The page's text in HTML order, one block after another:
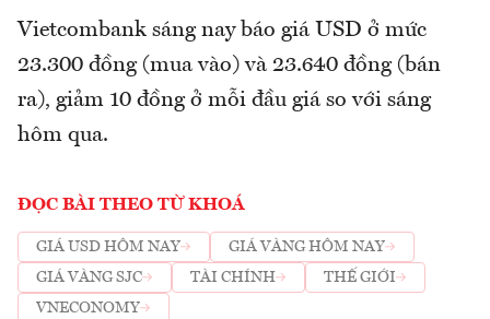
Vietcombank sáng nay báo giá USD ở mức
23.300 đồng (mua vào) và 23.640 đồng (bán
ra), giảm 10 đồng ở mỗi đầu giá so với sáng
hôm qua.
ĐỌC BÀI THEO TỪ KHOÁ
GIÁ USD HÔM NAY
GIÁ VÀNG HÔM NAY
GIÁ VÀNG SJC
TÀI CHÍNH
THẾ GIỚI
VNECONOMY